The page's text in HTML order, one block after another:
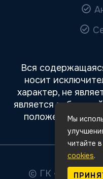
Вся
носит
характер, не
является
положениями
© ГК «Авто
Мы
читайте в
cookies.